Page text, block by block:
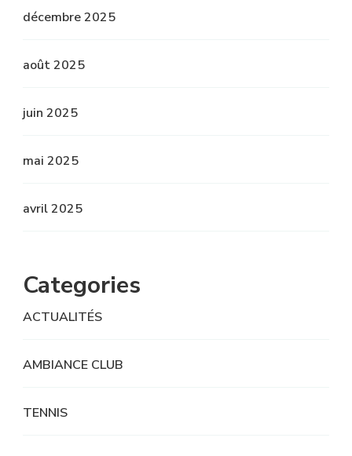
décembre 2025
août 2025
juin 2025
mai 2025
avril 2025
Categories
ACTUALITÉS
AMBIANCE CLUB
TENNIS